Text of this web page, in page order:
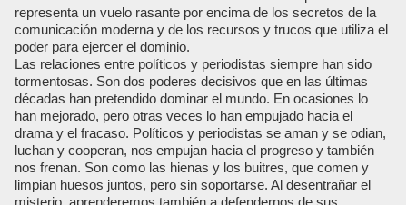
representa un vuelo rasante por encima de los secretos de la
comunicación moderna y de los recursos y trucos que utiliza el
poder para ejercer el dominio.
Las relaciones entre políticos y periodistas siempre han sido
tormentosas. Son dos poderes decisivos que en las últimas
décadas han pretendido dominar el mundo. En ocasiones lo
han mejorado, pero otras veces lo han empujado hacia el
drama y el fracaso. Políticos y periodistas se aman y se odian,
luchan y cooperan, nos empujan hacia el progreso y también
nos frenan. Son como las hienas y los buitres, que comen y
limpian huesos juntos, pero sin soportarse. Al desentrañar el